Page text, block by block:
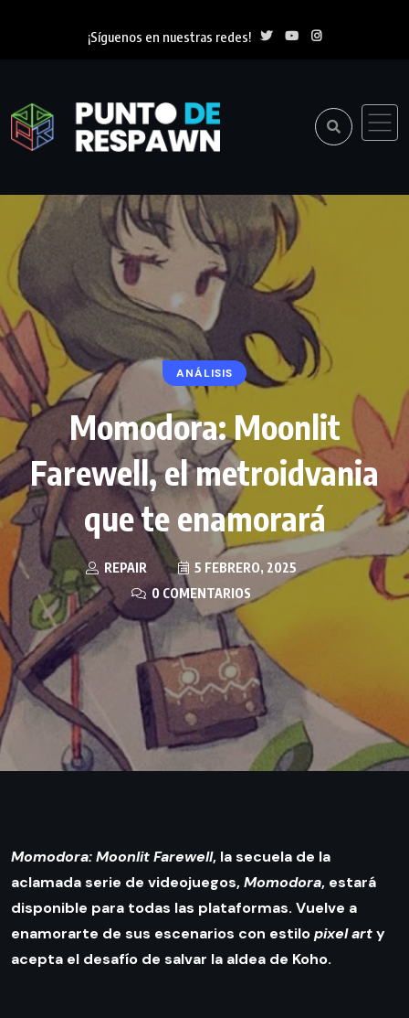
¡Síguenos en nuestras redes!
ANÁLISIS
Momodora: Moonlit
Farewell, el metroidvania
que te enamorará
REPAIR
5 FEBRERO, 2025
0 COMENTARIOS
Momodora: Moonlit Farewell, la secuela de la
aclamada serie de videojuegos,Momodora, estará
disponible para todas las plataformas. Vuelve a
enamorarte de sus escenarios con estilopixel arty
acepta el desafío de salvar la aldea de Koho.